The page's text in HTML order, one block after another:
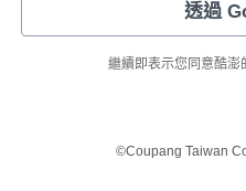
透過
繼續即表示您同意酷澎
©Coupang Taiwan